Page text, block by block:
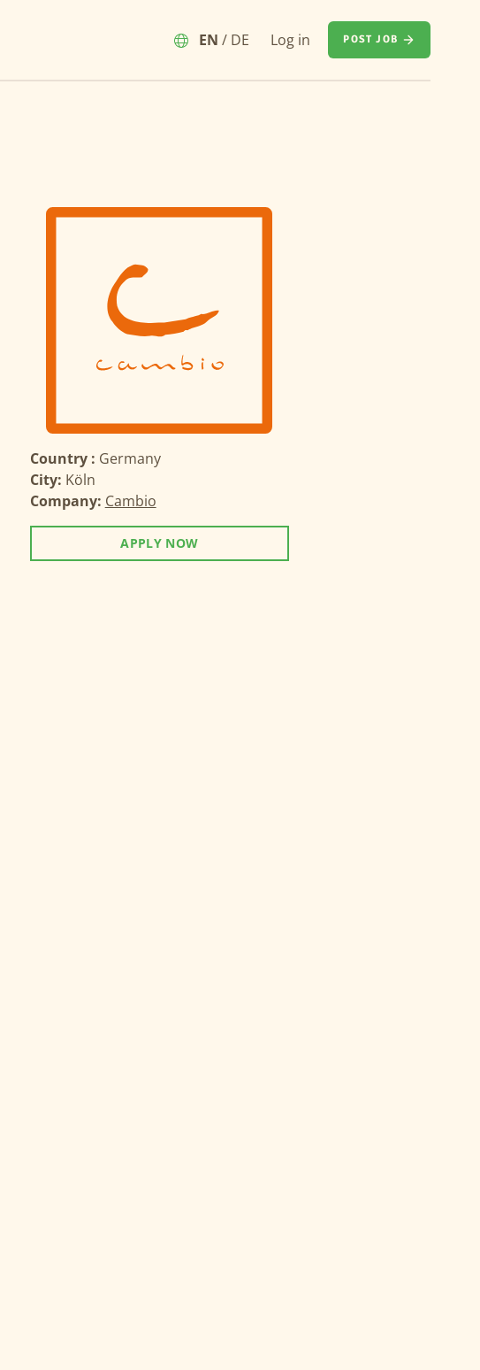
EN / DE Log in POST JOB
Country : Germany
City: Köln
Company: Cambio
APPLY NOW